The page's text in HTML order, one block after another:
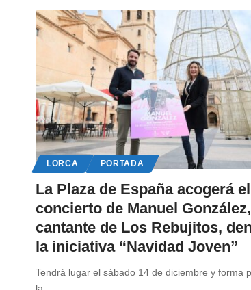
LORCA PORTADA
La Plaza de España acogerá el
concierto de Manuel González,
cantante de Los Rebujitos,
la iniciativa “Navidad Joven”
Tendrá lugar el sábado 14 de diciembre y forma